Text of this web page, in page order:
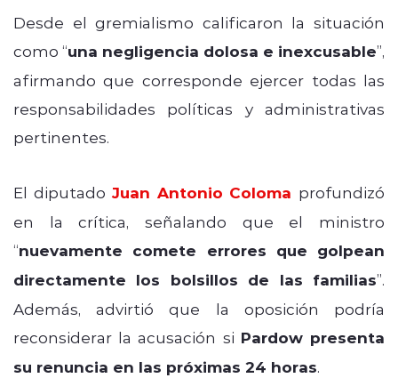
Desde el gremialismo calificaron la situación
como “una negligencia dolosa e inexcusable”,
afirmando que corresponde ejercer todas las
responsabilidades políticas y administrativas
pertinentes.
El diputado Juan Antonio Coloma profundizó
en la crítica, señalando que el ministro
“nuevamente comete errores que golpean
directamente los bolsillos de las familias”.
Además, advirtió que la oposición podría
reconsiderar la acusación si Pardow presenta
su renuncia en las próximas 24 horas.